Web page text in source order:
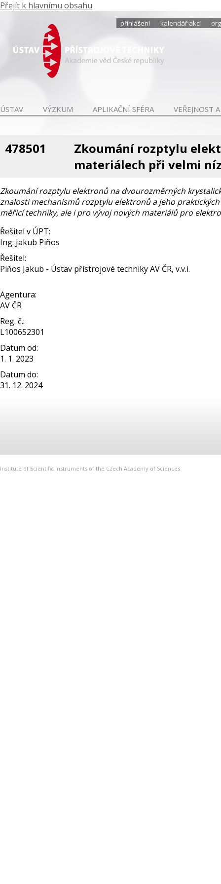
Přejít k hlavnímu obsahu
přihlášení kalendář akcí
ÚSTAV VÝZKUM APLIKAČNÍ SFÉRA VEŘEJNOST
478501
Zkoumání rozptylu
materiálech při velmi
Zkoumání rozptylu elektronů na dvourozměrných
znalosti mechanismů rozptylu elektronů a jeho
měřicí techniky, ale i pro vývoj nových materiálů pro
Řešitel v ÚPT:
Ing. Jakub Piňos
Řešitel:
Piňos Jakub - Ústav přístrojové techniky AV ČR, v.v.i.
Agentura:
AV ČR
Reg. č.:
L100652301
Datum od:
1. 1. 2023
Datum do:
31. 12. 2024
Institute of Scientific Instruments of the Czech Academy of Sciences